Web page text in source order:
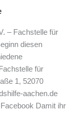
– Fachstelle für
diesen
für
1, 52070
aachen.de
Damit ihr